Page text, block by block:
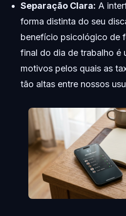
Separação Clara: A
forma distinta do seu
benefício psicológico de
final do dia de trabalho é
motivos pelos quais as
tão altas entre nossos